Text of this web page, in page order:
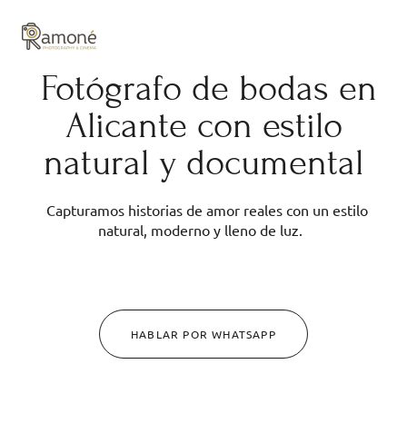
Fotógrafo de bodas en
Alicante con estilo
natural y documental
Capturamos historias de amor reales con un estilo
natural, moderno y lleno de luz.
HABLAR POR WHATSAPP